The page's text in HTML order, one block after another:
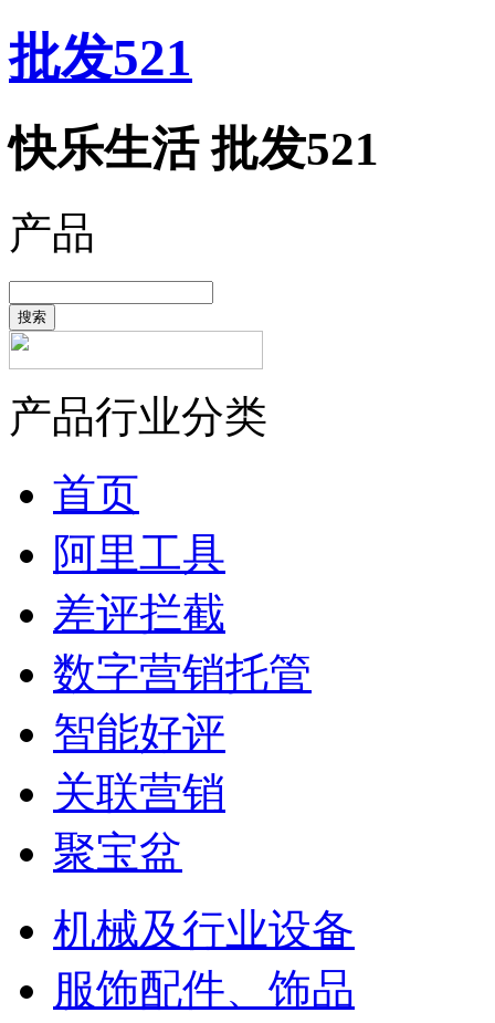
批发521
快乐生活 批发521
产品
搜索
产品行业分类
首页
阿里工具
差评拦截
数字营销托管
智能好评
关联营销
聚宝盆
机械及行业设备
服饰配件、饰品